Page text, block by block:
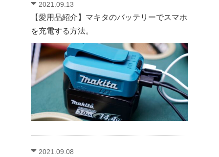
2021.09.13
【愛用品紹介】マキタのバッテリーでスマホ
を充電する方法。
2021.09.08